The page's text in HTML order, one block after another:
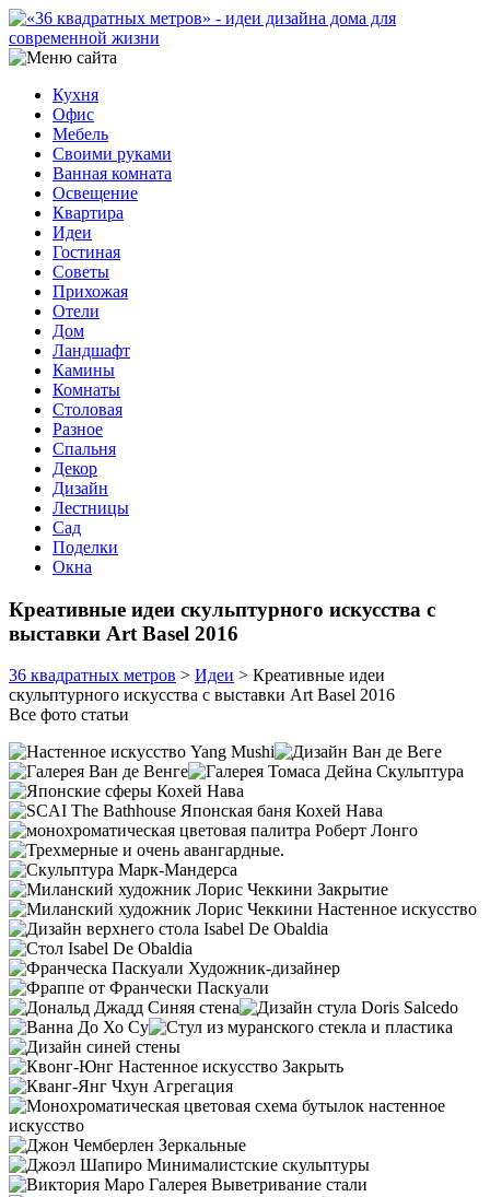
Кухня
Офис
Мебель
Своими руками
Ванная комната
Освещение
Квартира
Идеи
Гостиная
Советы
Прихожая
Отели
Дом
Ландшафт
Камины
Комнаты
Столовая
Разное
Спальня
Декор
Дизайн
Лестницы
Сад
Поделки
Окна
Креативные идеи скульптурного искусства с
выставки Art Basel 2016
36 квадратных метров > Идеи > Креативные идеи
скульптурного искусства с выставки Art Basel 2016
Все фото статьи